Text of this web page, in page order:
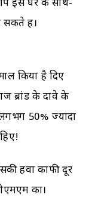
इसे घर के साथ-
सकते हैं।
किया है दिए
ब्रांड के दावे के
50% ज्यादा
हवा काफी दूर
का।